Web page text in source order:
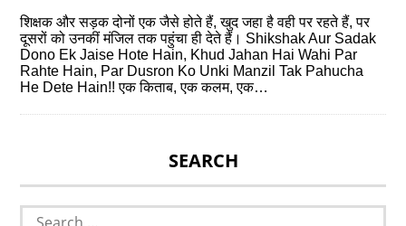
शिक्षक और सड़क दोनों एक जैसे होते हैं, खुद जहा है वही पर रहते हैं, पर
दूसरों को उनकीं मंजिल तक पहुंचा ही देते हैं। Shikshak Aur Sadak
Dono Ek Jaise Hote Hain, Khud Jahan Hai Wahi Par
Rahte Hain, Par Dusron Ko Unki Manzil Tak Pahucha
He Dete Hain!! एक किताब, एक कलम, एक…
SEARCH
Search